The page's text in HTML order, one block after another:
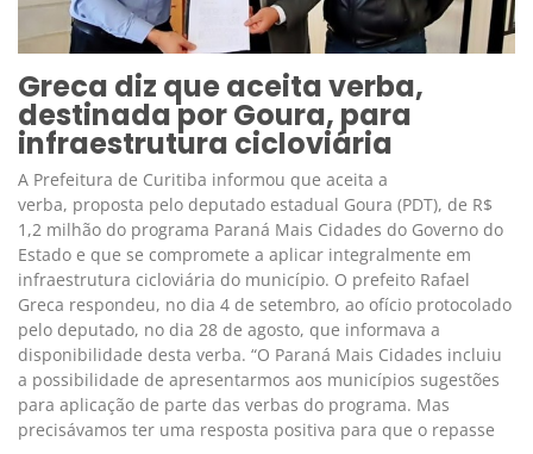
Greca diz que aceita verba,
destinada por Goura, para
infraestrutura cicloviária
A Prefeitura de Curitiba informou que aceita a
verba, proposta pelo deputado estadual Goura (PDT), de R$
1,2 milhão do programa Paraná Mais Cidades do Governo do
Estado e que se compromete a aplicar integralmente em
infraestrutura cicloviária do município. O prefeito Rafael
Greca respondeu, no dia 4 de setembro, ao ofício protocolado
pelo deputado, no dia 28 de agosto, que informava a
disponibilidade desta verba. “O Paraná Mais Cidades incluiu
a possibilidade de apresentarmos aos municípios sugestões
para aplicação de parte das verbas do programa. Mas
precisávamos ter uma resposta positiva para que o repasse